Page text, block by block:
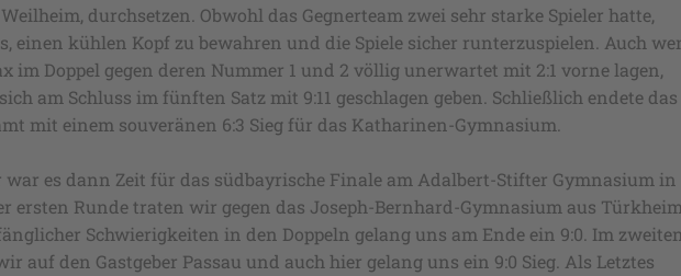
durchsetzen. Obwohl das Gegnerteam zwei sehr starke Spieler hatte,
einen kühlen Kopf zu bewahren und die Spiele sicher runterzuspielen. Auch
im Doppel gegen deren Nummer 1 und 2 völlig unerwartet mit 2:1 vorne lagen,
am Schluss im fünften Satz mit 9:11 geschlagen geben. Schließlich endete das
mit einem souveränen 6:3 Sieg für das Katharinen-Gymnasium.
war es dann Zeit für das südbayrische Finale am Adalbert-Stifter Gymnasium in
ersten Runde traten wir gegen das Joseph-Bernhard-Gymnasium aus Türkheim
Schwierigkeiten in den Doppeln gelang uns am Ende ein 9:0. Im zweiten
auf den Gastgeber Passau und auch hier gelang uns ein 9:0 Sieg. Als Letztes